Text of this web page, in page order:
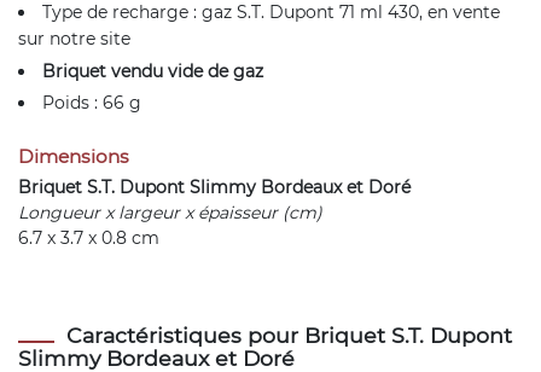
Type de recharge : gaz S.T. Dupont 71 ml 430, en vente
sur notre site
Briquet vendu vide de gaz
Poids : 66 g
Dimensions
Briquet S.T. Dupont Slimmy Bordeaux et Doré
Longueur x largeur x épaisseur (cm)
6.7 x 3.7 x 0.8 cm
Caractéristiques pour Briquet S.T. Dupont
Slimmy Bordeaux et Doré